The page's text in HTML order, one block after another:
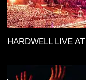
HARDWELL LIVE